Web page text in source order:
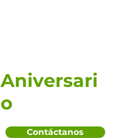
Aniversari
o
Contáctanos